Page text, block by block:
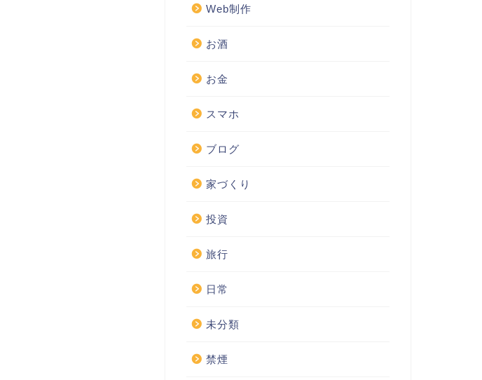
Web制作
お酒
お金
スマホ
ブログ
家づくり
投資
旅行
日常
未分類
禁煙